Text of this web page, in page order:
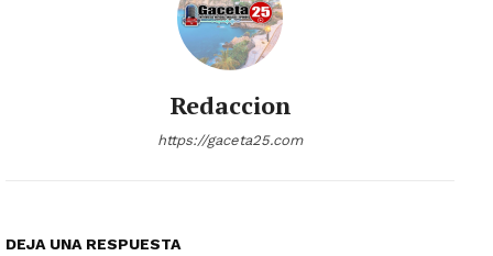
Redaccion
https://gaceta25.com
DEJA UNA RESPUESTA